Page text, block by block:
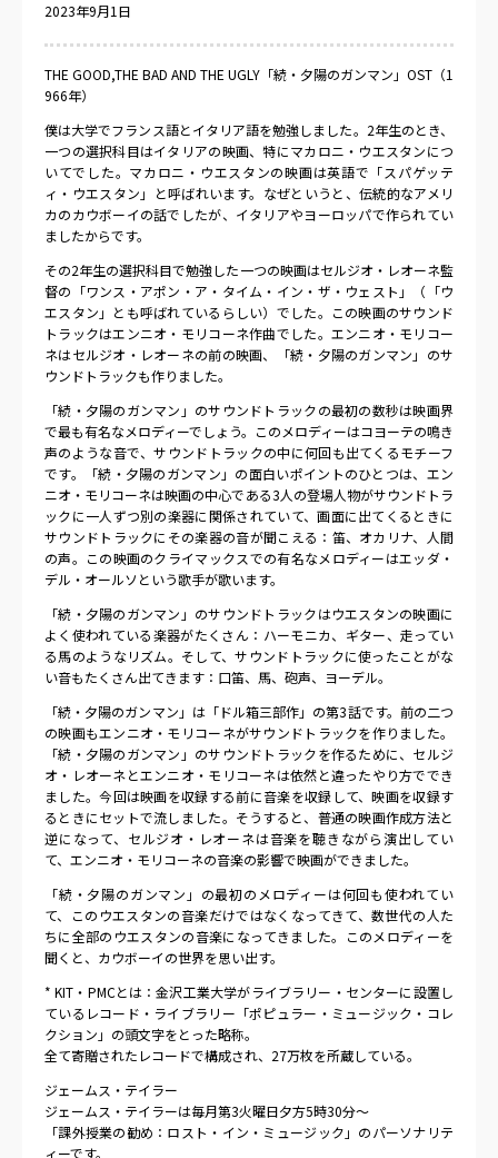
2023年9月1日
THE GOOD,THE BAD AND THE UGLY「続・夕陽のガンマン」OST（1
966年）
僕は大学でフランス語とイタリア語を勉強しました。2年生のとき、
一つの選択科目はイタリアの映画、特にマカロニ・ウエスタンにつ
いてでした。マカロニ・ウエスタンの映画は英語で「スパゲッテ
ィ・ウエスタン」と呼ばれいます。なぜというと、伝統的なアメリ
カのカウボーイの話でしたが、イタリアやヨーロッパで作られてい
ましたからです。
その2年生の選択科目で勉強した一つの映画はセルジオ・レオーネ監
督の「ワンス・アポン・ア・タイム・イン・ザ・ウェスト」（「ウ
エスタン」とも呼ばれているらしい）でした。この映画のサウンド
トラックはエンニオ・モリコーネ作曲でした。エンニオ・モリコー
ネはセルジオ・レオーネの前の映画、「続・夕陽のガンマン」のサ
ウンドトラックも作りました。
「続・夕陽のガンマン」のサウンドトラックの最初の数秒は映画界
で最も有名なメロディーでしょう。このメロディーはコヨーテの鳴き
声のような音で、サウンドトラックの中に何回も出てくるモチーフ
です。「続・夕陽のガンマン」の面白いポイントのひとつは、エン
ニオ・モリコーネは映画の中心である3人の登場人物がサウンドトラ
ックに一人ずつ別の楽器に関係されていて、画面に出てくるときに
サウンドトラックにその楽器の音が聞こえる：笛、オカリナ、人間
の声。この映画のクライマックスでの有名なメロディーはエッダ・
デル・オールソという歌手が歌います。
「続・夕陽のガンマン」のサウンドトラックはウエスタンの映画に
よく使われている楽器がたくさん：ハーモニカ、ギター、走ってい
る馬のようなリズム。そして、サウンドトラックに使ったことがな
い音もたくさん出てきます：口笛、馬、砲声、ヨーデル。
「続・夕陽のガンマン」は「ドル箱三部作」の第3話です。前の二つ
の映画もエンニオ・モリコーネがサウンドトラックを作りました。
「続・夕陽のガンマン」のサウンドトラックを作るために、セルジ
オ・レオーネとエンニオ・モリコーネは依然と違ったやり方ででき
ました。今回は映画を収録する前に音楽を収録して、映画を収録す
るときにセットで流しました。そうすると、普通の映画作成方法と
逆になって、セルジオ・レオーネは音楽を聴きながら演出してい
て、エンニオ・モリコーネの音楽の影響で映画ができました。
「続・夕陽のガンマン」の最初のメロディーは何回も使われてい
て、このウエスタンの音楽だけではなくなってきて、数世代の人た
ちに全部のウエスタンの音楽になってきました。このメロディーを
聞くと、カウボーイの世界を思い出す。
* KIT・PMCとは：金沢工業大学がライブラリー・センターに設置し
ているレコード・ライブラリー「ポピュラー・ミュージック・コレ
クション」の頭文字をとった略称。
全て寄贈されたレコードで構成され、27万枚を所蔵している。
ジェームス・テイラー
ジェームス・テイラーは毎月第3火曜日夕方5時30分～
「課外授業の勧め：ロスト・イン・ミュージック」のパーソナリテ
ィーです。